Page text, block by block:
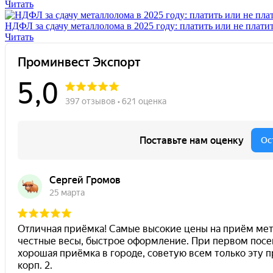
Читать
НДФЛ за сдачу металлолома в 2025 году: платить или не
Читать